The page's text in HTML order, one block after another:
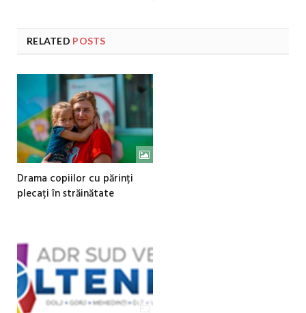
RELATED POSTS
Drama copiilor cu părinți
plecați în străinătate